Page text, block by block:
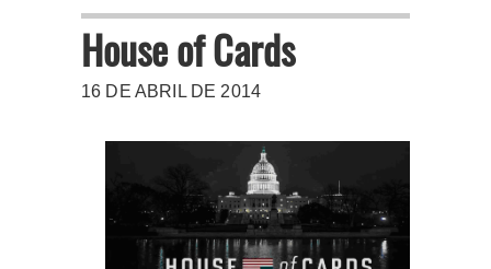
House of Cards
16 DE ABRIL DE 2014